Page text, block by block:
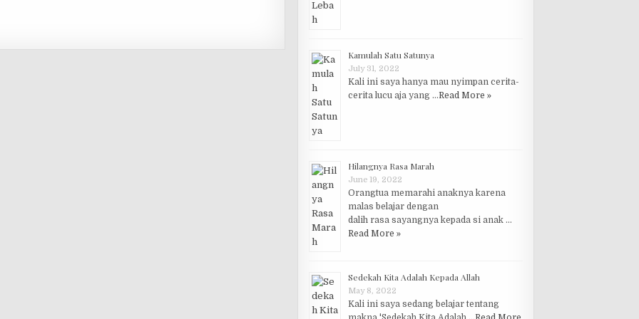
Kamulah Satu Satunya
July 31, 2022
Kali ini saya hanya mau nyimpan cerita-
cerita lucu aja yang …Read More »
Hilangnya Rasa Marah
June 19, 2022
Orangtua memarahi anaknya karena
malas belajar dengan
dalih rasa sayangnya kepada si anak …
Read More »
Sedekah Kita Adalah Kepada Allah
May 8, 2022
Kali ini saya sedang belajar tentang